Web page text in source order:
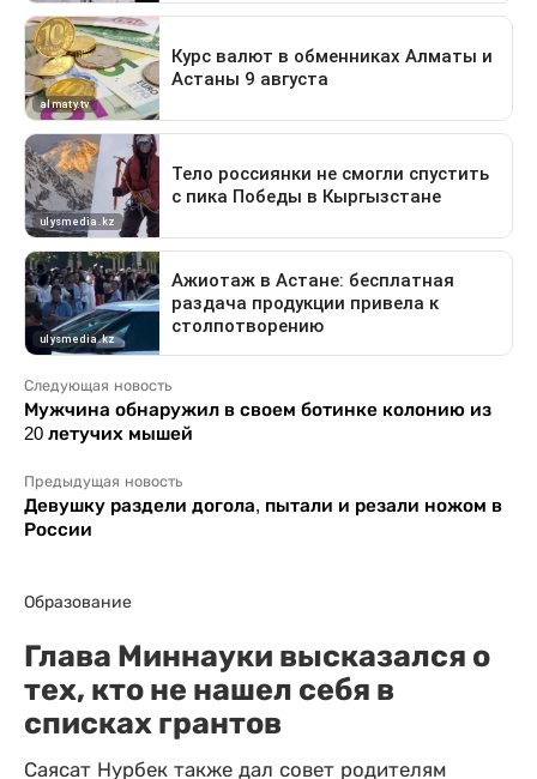
Следующая новость
Мужчина обнаружил в своем ботинке колонию из
20 летучих мышей
Предыдущая новость
Девушку раздели догола, пытали и резали ножом в
России
Образование
Глава Миннауки высказался о
тех, кто не нашел себя в
списках грантов
Саясат Нурбек также дал совет родителям